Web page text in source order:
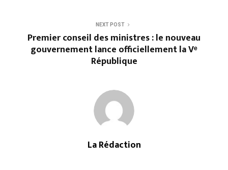
NEXT POST
Premier conseil des ministres : le nouveau
gouvernement lance officiellement la Vᵉ
République
La Rédaction